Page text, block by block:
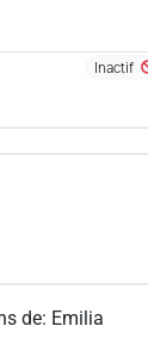
Inactif
de: Emilia